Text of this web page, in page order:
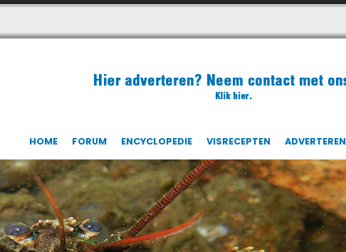
HOME FORUM ENCYCLOPEDIE VISRECEPTEN ADVERTEREN